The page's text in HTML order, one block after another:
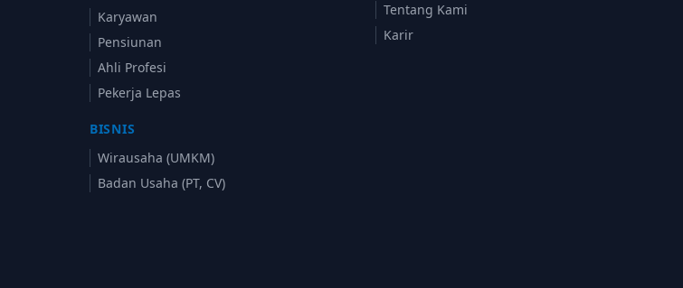
Karyawan
Pensiunan
Ahli Profesi
Pekerja Lepas
BISNIS
Wirausaha (UMKM)
Badan Usaha (PT, CV)
Tentang Kami
Karir